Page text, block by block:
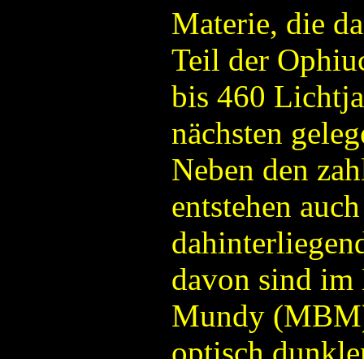
Materie, die
Teil der
bis 460
nächsten
Neben den
entstehen
davon sind
Mundy